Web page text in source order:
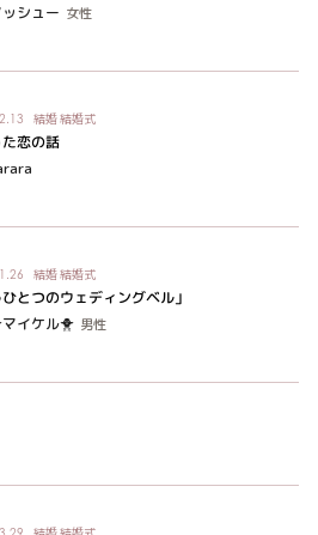
シュー 女性
結婚結婚式
恋の話
結婚結婚式
ひとつのウェディングベル」
イケル🐥 男性